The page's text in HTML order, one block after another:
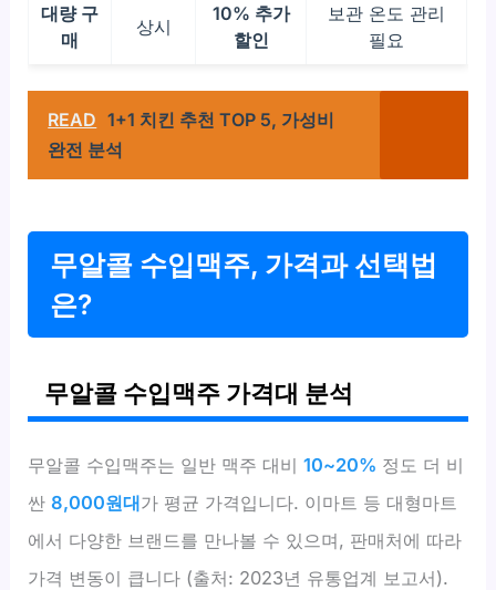
대량 구
매
상시
10% 추가
할인
보관 온도 관리
필요
READ 1+1 치킨 추천 TOP 5, 가성비
완전 분석
무알콜 수입맥주, 가격과 선택법
은?
무알콜 수입맥주 가격대 분석
무알콜 수입맥주는 일반 맥주 대비10~20% 정도 더 비
싼8,000원대가 평균 가격입니다. 이마트 등 대형마트
에서 다양한 브랜드를 만나볼 수 있으며, 판매처에 따라
가격 변동이 큽니다 (출처: 2023년 유통업계 보고서).